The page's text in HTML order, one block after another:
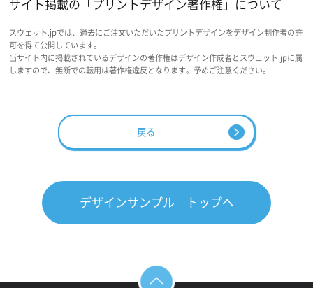
サイト掲載の「プリントデザイン著作権」について
スウェット.jpでは、過去にご注文いただいたプリントデザインをデザイン制作者の許
可を得て公開しています。
当サイト内に掲載されているデザインの著作権はデザイン作成者とスウェット.jpに属
しますので、無断での転用は著作権違反となります。予めご注意ください。
戻る
デザインサンプル トップへ